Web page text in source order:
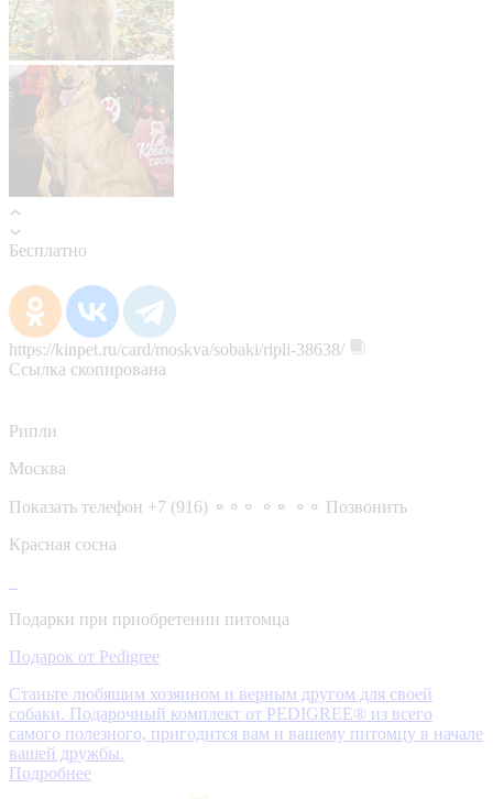
Бесплатно
https://kinpet.ru/card/moskva/sobaki/ripli-38638/
Ссылка скопирована
Рипли
Москва
Показать телефон +7 (916) ⚬⚬⚬ ⚬⚬ ⚬⚬ Позвонить
Красная сосна
Подарки при приобретении питомца
Подарок от Pedigree
Станьте любящим хозяином и верным другом для своей
собаки. Подарочный комплект от PEDIGREE® из всего
самого полезного, пригодится вам и вашему питомцу в начале
вашей дружбы.
Подробнее